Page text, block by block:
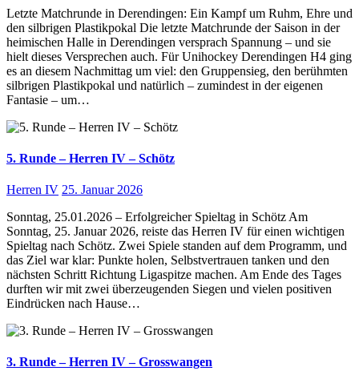
Letzte Matchrunde in Derendingen: Ein Kampf um Ruhm, Ehre und
den silbrigen Plastikpokal Die letzte Matchrunde der Saison in der
heimischen Halle in Derendingen versprach Spannung – und sie
hielt dieses Versprechen auch. Für Unihockey Derendingen H4 ging
es an diesem Nachmittag um viel: den Gruppensieg, den berühmten
silbrigen Plastikpokal und natürlich – zumindest in der eigenen
Fantasie – um…
5. Runde – Herren IV – Schötz
Herren IV 25. Januar 2026
Sonntag, 25.01.2026 – Erfolgreicher Spieltag in Schötz Am
Sonntag, 25. Januar 2026, reiste das Herren IV für einen wichtigen
Spieltag nach Schötz. Zwei Spiele standen auf dem Programm, und
das Ziel war klar: Punkte holen, Selbstvertrauen tanken und den
nächsten Schritt Richtung Ligaspitze machen. Am Ende des Tages
durften wir mit zwei überzeugenden Siegen und vielen positiven
Eindrücken nach Hause…
3. Runde – Herren IV – Grosswangen